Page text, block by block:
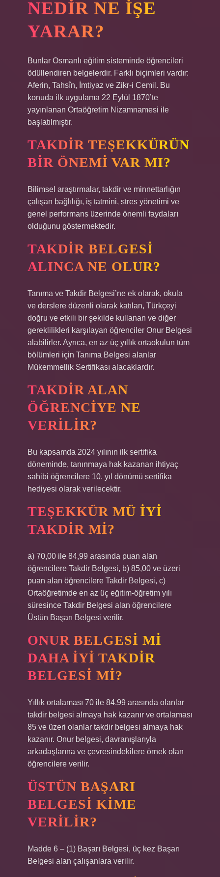
NEDIR NE IŞE
YARAR?
Bunlar Osmanlı eğitim sisteminde öğrencileri
ödüllendiren belgelerdir. Farklı biçimleri vardır:
Aferin, Tahsîn, İmtiyaz ve Zikr-i Cemil. Bu
konuda ilk uygulama 22 Eylül 1870’te
yayınlanan Ortaöğretim Nizamnamesi ile
başlatılmıştır.
TAKDIR TEŞEKKÜRÜN
BIR ÖNEMI VAR MI?
Bilimsel araştırmalar, takdir ve minnettarlığın
çalışan bağlılığı, iş tatmini, stres yönetimi ve
genel performans üzerinde önemli faydaları
olduğunu göstermektedir.
TAKDIR BELGESI
ALINCA NE OLUR?
Tanıma ve Takdir Belgesi’ne ek olarak, okula
ve derslere düzenli olarak katılan, Türkçeyi
doğru ve etkili bir şekilde kullanan ve diğer
gereklilikleri karşılayan öğrenciler Onur Belgesi
alabilirler. Ayrıca, en az üç yıllık ortaokulun tüm
bölümleri için Tanıma Belgesi alanlar
Mükemmellik Sertifikası alacaklardır.
TAKDIR ALAN
ÖĞRENCIYE NE
VERILIR?
Bu kapsamda 2024 yılının ilk sertifika
döneminde, tanınmaya hak kazanan ihtiyaç
sahibi öğrencilere 10. yıl dönümü sertifika
hediyesi olarak verilecektir.
TEŞEKKÜR MÜ IYI
TAKDIR MI?
a) 70,00 ile 84,99 arasında puan alan
öğrencilere Takdir Belgesi, b) 85,00 ve üzeri
puan alan öğrencilere Takdir Belgesi, c)
Ortaöğretimde en az üç eğitim-öğretim yılı
süresince Takdir Belgesi alan öğrencilere
Üstün Başarı Belgesi verilir.
ONUR BELGESI MI
DAHA IYI TAKDIR
BELGESI MI?
Yıllık ortalaması 70 ile 84.99 arasında olanlar
takdir belgesi almaya hak kazanır ve ortalaması
85 ve üzeri olanlar takdir belgesi almaya hak
kazanır. Onur belgesi, davranışlarıyla
arkadaşlarına ve çevresindekilere örnek olan
öğrencilere verilir.
ÜSTÜN BAŞARI
BELGESI KIME
VERILIR?
Madde 6 – (1) Başarı Belgesi, üç kez Başarı
Belgesi alan çalışanlara verilir.